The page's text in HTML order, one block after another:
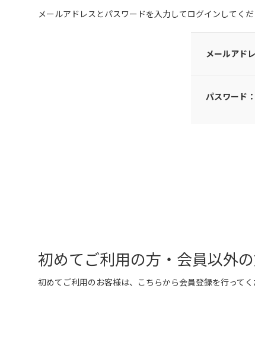
メールアドレスとパスワードを入力してログインしてくだ
メールアド
パスワード：
初めてご利用の方・会員以外
初めてご利用のお客様は、こちらから会員登録を行ってく